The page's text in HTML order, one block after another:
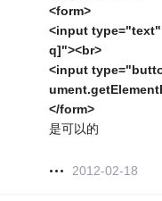
<form>
<input
q]"><br>
<input
</form>
是可以的
2012-02-18